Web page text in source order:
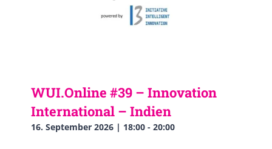
WUI.Online #39 – Innovation
International – Indien
16. September 2026 | 18:00 - 20:00